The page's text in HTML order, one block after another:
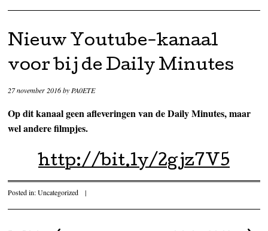
Nieuw Youtube-kanaal
voor bij de Daily Minutes
27 november 2016byPA0ETE
Op dit kanaal geen afleveringen van de Daily Minutes, maar
wel andere filmpjes.
http://bit.ly/2gjz7V5
Posted in:Uncategorized |